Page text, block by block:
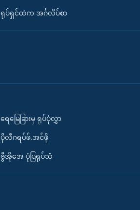
ရုပ်ရှင်ထဲက အင်္ဂလိပ်စာ
ရေမြေခြားမှ ရုပ်ပုံလွှာ
ပိုလီဂရပ်ဖ်.အင်ဖို
ဗွီအိုအေ ပုံပြရုပ်သံ